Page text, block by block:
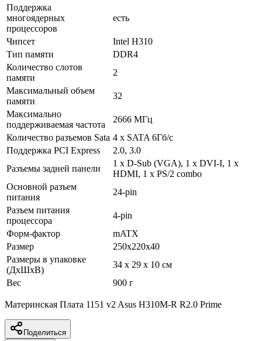
Поддержка
многоядерных
процессоров
есть
Чипсет
Intel H310
Тип памяти
DDR4
Количество слотов
памяти
2
Максимальный объем
памяти
32
Максимально
поддерживаемая частота
2666 МГц
Количество разъемов Sata 4 х SATA 6Гб/с
Поддержка PCI Express
2.0, 3.0
Разъемы задней панели
1 х D-Sub (VGA), 1 х DVI-I, 1 х
HDMI, 1 х PS/2 combo
Основной разъем
питания
24-pin
Разъем питания
процессора
4-pin
Форм-фактор
mATX
Размер
250x220x40
Размеры в упаковке
(ДхШхВ)
34 x 29 x 10 см
Вес
900 г
Материнская Плата 1151 v2 Asus H310M-R R2.0 Prime
Поделиться